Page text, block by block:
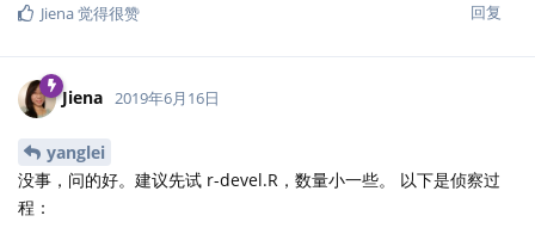
回复
Jiena觉得很赞
Jiena 2019年6月16日
yanglei
没事，问的好。建议先试 r-devel.R，数量小一些。 以下是侦察过
程：